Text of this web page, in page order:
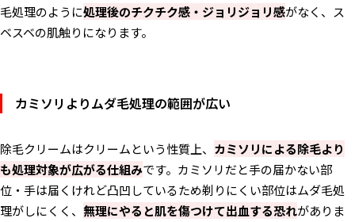
毛処理のように処理後のチクチク感・ジョリジョリ感がなく、ス
ベスベの肌触りになります。
カミソリよりムダ毛処理の範囲が広い
除毛クリームはクリームという性質上、 カミソリによる除毛より
も処理対象が広がる仕組みです。カミソリだと手の届かない部
位・手は届くけれど凸凹しているため剃りにくい部位はムダ毛処
理がしにくく、 無理にやると肌を傷つけて出血する恐れがありま